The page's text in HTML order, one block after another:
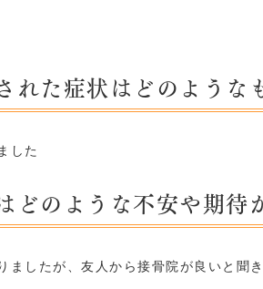
れた症状はどのような
した
どのような不安や期待
ましたが、友人から接骨院が良いと聞